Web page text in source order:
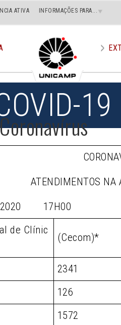
ATIVA INFORMAÇÕES PARA...
19
ATENDIMENTOS NA
2020 17H00
de Clínic
(Cecom)*
2341
126
1572